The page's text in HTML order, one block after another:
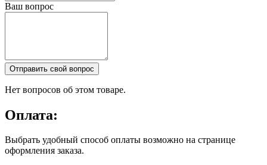
Ваш вопрос
Отправить свой вопрос
Нет вопросов об этом товаре.
Оплата:
Выбрать удобный способ оплаты возможно на странице
оформления заказа.